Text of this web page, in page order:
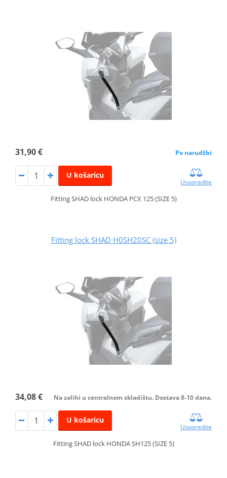
31,90 € Po narudžbi
U košaricu
Usporedite
Fitting SHAD lock HONDA PCX 125 (SIZE 5)
Fitting lock SHAD H0SH20SC (size 5)
34,08 € Na zalihi u centralnom skladištu. Dostava 8-10 dana.
U košaricu
Usporedite
Fitting SHAD lock HONDA SH125 (SIZE 5)